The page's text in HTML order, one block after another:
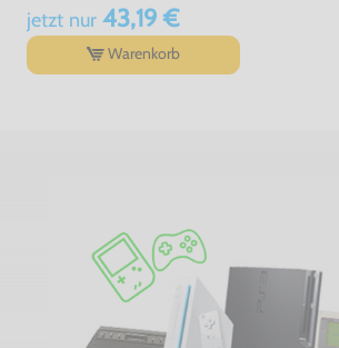
jetzt nur43,19 €
Warenkorb